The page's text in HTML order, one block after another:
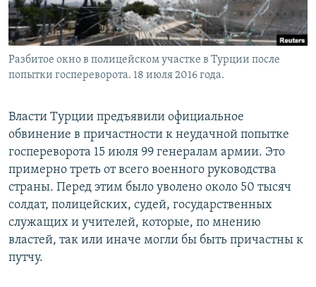
Разбитое окно в полицейском участке в Турции после
попытки госпереворота. 18 июля 2016 года.
Власти Турции предъявили официальное
обвинение в причастности к неудачной попытке
госпереворота 15 июля 99 генералам армии. Это
примерно треть от всего военного руководства
страны. Перед этим было уволено около 50 тысяч
солдат, полицейских, судей, государственных
служащих и учителей, которые, по мнению
властей, так или иначе могли бы быть причастны к
путчу.